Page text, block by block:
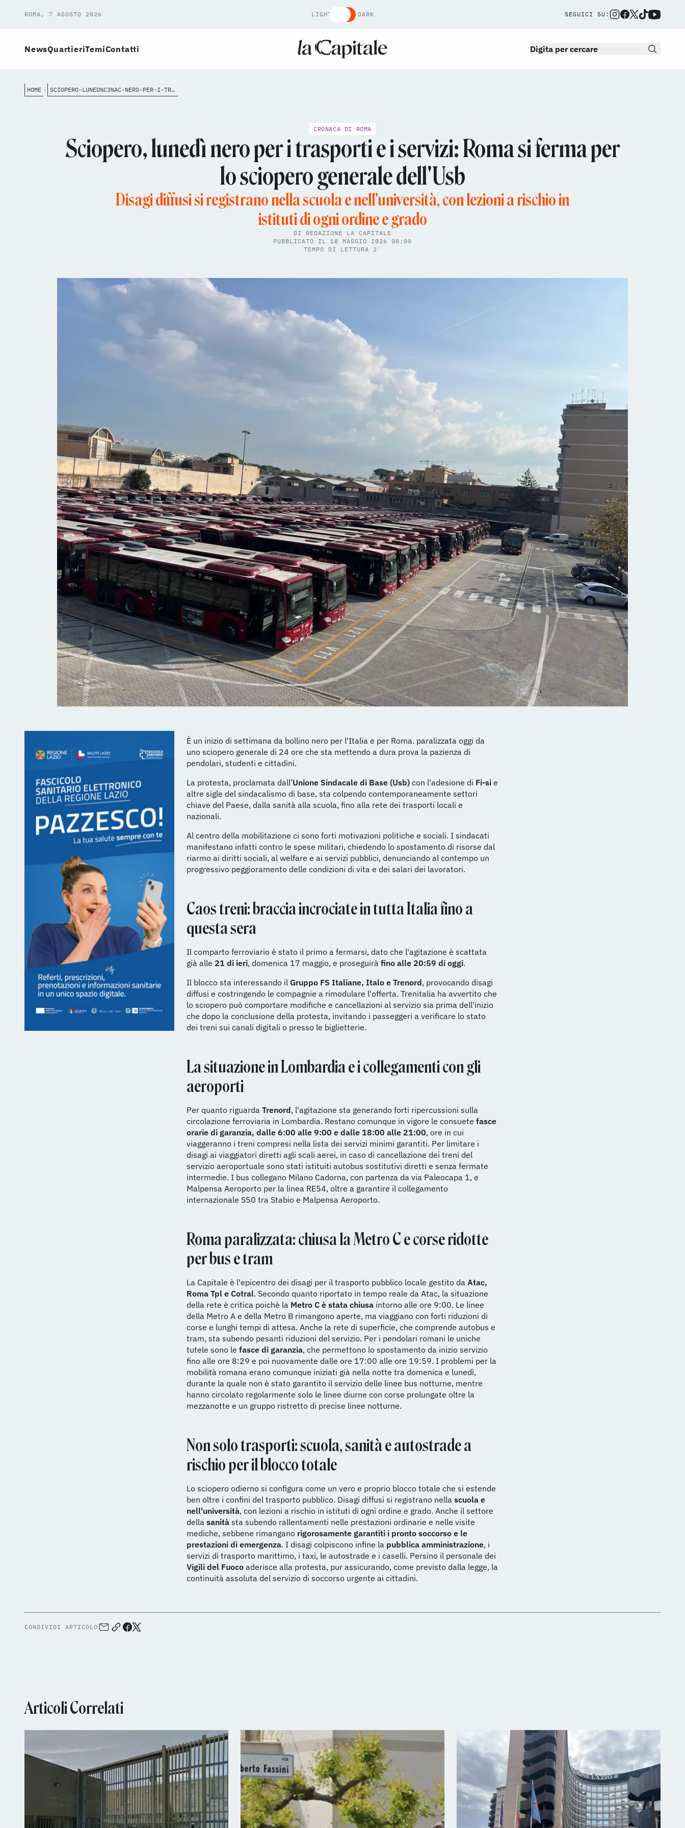
ROMA, 7 AGOSTO 2026 LIGHT DARK SEGUICI SU:
NewsQuartieriTemiContatti
HOME SCIOPERO-LUNED%C3%AC-NERO-PER-I-TRASPORTI-E-I-SERVIZI-ROMA-SI-FERMA-PER-LO-SCIOPERO-GENERALE-DELLUSB
CRONACA DI ROMA
Sciopero, lunedì nero per i trasporti e i servizi: Roma si ferma per
lo sciopero generale dell'Usb
Disagi diffusi si registrano nella scuola e nell'università, con lezioni a rischio in
istituti di ogni ordine e grado
DI REDAZIONE LA CAPITALE
PUBBLICATO IL 18 MAGGIO 2026 08:00
TEMPO DI LETTURA 2'
È un inizio di settimana da bollino nero per l'Italia e per Roma. paralizzata oggi da
uno sciopero generale di 24 ore che sta mettendo a dura prova la pazienza di
pendolari, studenti e cittadini.
La protesta, proclamata dall’Unione Sindacale di Base (Usb) con l'adesione di Fi-si e
altre sigle del sindacalismo di base, sta colpendo contemporaneamente settori
chiave del Paese, dalla sanità alla scuola, fino alla rete dei trasporti locali e
nazionali.
Al centro della mobilitazione ci sono forti motivazioni politiche e sociali. I sindacati
manifestano infatti contro le spese militari, chiedendo lo spostamento di risorse dal
riarmo ai diritti sociali, al welfare e ai servizi pubblici, denunciando al contempo un
progressivo peggioramento delle condizioni di vita e dei salari dei lavoratori.
Caos treni: braccia incrociate in tutta Italia fino a
questa sera
Il comparto ferroviario è stato il primo a fermarsi, dato che l'agitazione è scattata
già alle 21 di ieri, domenica 17 maggio, e proseguirà fino alle 20:59 di oggi.
Il blocco sta interessando il Gruppo FS Italiane, Italo e Trenord, provocando disagi
diffusi e costringendo le compagnie a rimodulare l'offerta. Trenitalia ha avvertito che
lo sciopero può comportare modifiche e cancellazioni al servizio sia prima dell'inizio
che dopo la conclusione della protesta, invitando i passeggeri a verificare lo stato
dei treni sui canali digitali o presso le biglietterie.
La situazione in Lombardia e i collegamenti con gli
aeroporti
Per quanto riguarda Trenord, l'agitazione sta generando forti ripercussioni sulla
circolazione ferroviaria in Lombardia. Restano comunque in vigore le consuete fasce
orarie di garanzia, dalle 6:00 alle 9:00 e dalle 18:00 alle 21:00, ore in cui
viaggeranno i treni compresi nella lista dei servizi minimi garantiti. Per limitare i
disagi ai viaggiatori diretti agli scali aerei, in caso di cancellazione dei treni del
servizio aeroportuale sono stati istituiti autobus sostitutivi diretti e senza fermate
intermedie. I bus collegano Milano Cadorna, con partenza da via Paleocapa 1, e
Malpensa Aeroporto per la linea RE54, oltre a garantire il collegamento
internazionale S50 tra Stabio e Malpensa Aeroporto.
Roma paralizzata: chiusa la Metro C e corse ridotte
per bus e tram
La Capitale è l'epicentro dei disagi per il trasporto pubblico locale gestito da Atac,
Roma Tpl e Cotral. Secondo quanto riportato in tempo reale da Atac, la situazione
della rete è critica poichè la Metro C è stata chiusa intorno alle ore 9:00. Le linee
della Metro A e della Metro B rimangono aperte, ma viaggiano con forti riduzioni di
corse e lunghi tempi di attesa. Anche la rete di superficie, che comprende autobus e
tram, sta subendo pesanti riduzioni del servizio. Per i pendolari romani le uniche
tutele sono le fasce di garanzia, che permettono lo spostamento da inizio servizio
fino alle ore 8:29 e poi nuovamente dalle ore 17:00 alle ore 19:59. I problemi per la
mobilità romana erano comunque iniziati già nella notte tra domenica e lunedì,
durante la quale non è stato garantito il servizio delle linee bus notturne, mentre
hanno circolato regolarmente solo le linee diurne con corse prolungate oltre la
mezzanotte e un gruppo ristretto di precise linee notturne.
Non solo trasporti: scuola, sanità e autostrade a
rischio per il blocco totale
Lo sciopero odierno si configura come un vero e proprio blocco totale che si estende
ben oltre i confini del trasporto pubblico. Disagi diffusi si registrano nella scuola e
nell'università, con lezioni a rischio in istituti di ogni ordine e grado. Anche il settore
della sanità sta subendo rallentamenti nelle prestazioni ordinarie e nelle visite
mediche, sebbene rimangano rigorosamente garantiti i pronto soccorso e le
prestazioni di emergenza. I disagi colpiscono infine la pubblica amministrazione, i
servizi di trasporto marittimo, i taxi, le autostrade e i caselli. Persino il personale dei
Vigili del Fuoco aderisce alla protesta, pur assicurando, come previsto dalla legge, la
continuità assoluta del servizio di soccorso urgente ai cittadini.
CONDIVIDI ARTICOLO
Articoli Correlati